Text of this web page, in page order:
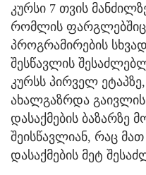
კურსი 7 თვის
რომლის
პროგრამირების
შესწავლის
კურსს პირველ
ახალგაზრდა
დასაქმების ბაზარზე
შეისწავლიან, რაც
დასაქმების მეტ